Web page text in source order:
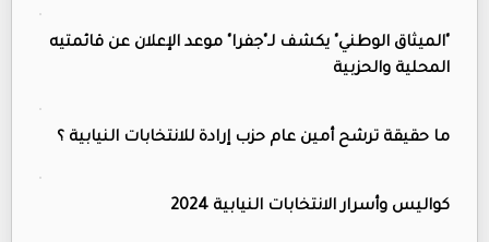
"الميثاق الوطني" يكشف لـ"جفرا" موعد الإعلان عن قائمتيه
المحلية والحزبية
ما حقيقة ترشح أمين عام حزب إرادة للانتخابات النيابية ؟
كواليس وأسرار الانتخابات النيابية 2024